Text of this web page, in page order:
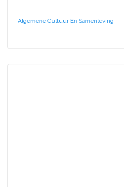
Algemene Cultuur En Samenleving